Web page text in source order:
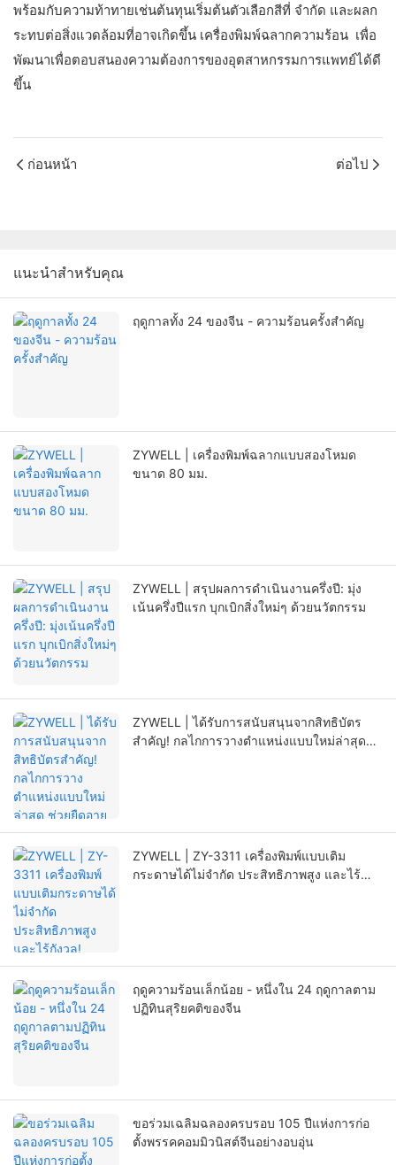
พร้อมกับความท้าทายเช่นต้นทุนเริ่มต้นตัวเลือกสีที่ จำกัด และผลก
ระทบต่อสิ่งแวดล้อมที่อาจเกิดขึ้น เครื่องพิมพ์ฉลากความร้อน เพื่อ
พัฒนาเพื่อตอบสนองความต้องการของอุตสาหกรรมการแพทย์ได้ดี
ขึ้น
ก่อนหน้า ต่อไป
แนะนำสำหรับคุณ
ฤดูกาลทั้ง 24 ของจีน - ความร้อนครั้งสำคัญ
ZYWELL | เครื่องพิมพ์ฉลากแบบสองโหมด
ขนาด 80 มม.
ZYWELL | สรุปผลการดำเนินงานครึ่งปี: มุ่ง
เน้นครึ่งปีแรก บุกเบิกสิ่งใหม่ๆ ด้วยนวัตกรรม
ZYWELL | ได้รับการสนับสนุนจากสิทธิบัตร
สำคัญ! กลไกการวางตำแหน่งแบบใหม่ล่าสุด
ZYWELL | ZY-3311 เครื่องพิมพ์แบบเติม
กระดาษได้ไม่จำกัด ประสิทธิภาพสูง และไร้
ฤดูความร้อนเล็กน้อย - หนึ่งใน 24 ฤดูกาลตาม
ปฏิทินสุริยคติของจีน
ขอร่วมเฉลิมฉลองครบรอบ 105 ปีแห่งการก่อ
ตั้งพรรคคอมมิวนิสต์จีนอย่างอบอุ่น